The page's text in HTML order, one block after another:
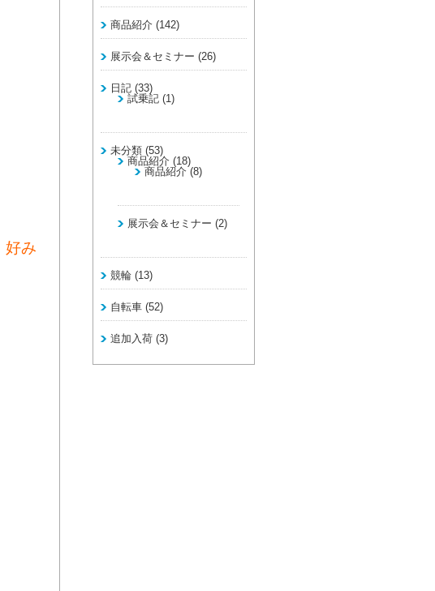
好み
商品紹介 (142)
展示会＆セミナー (26)
日記 (33)
試乗記 (1)
未分類 (53)
商品紹介 (18)
商品紹介 (8)
展示会＆セミナー (2)
競輪 (13)
自転車 (52)
追加入荷 (3)